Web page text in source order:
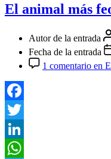
El animal más
Autor de la entrada
Fecha de la entrada
1 comentario en
Facebook
Twitter
LinkedIn